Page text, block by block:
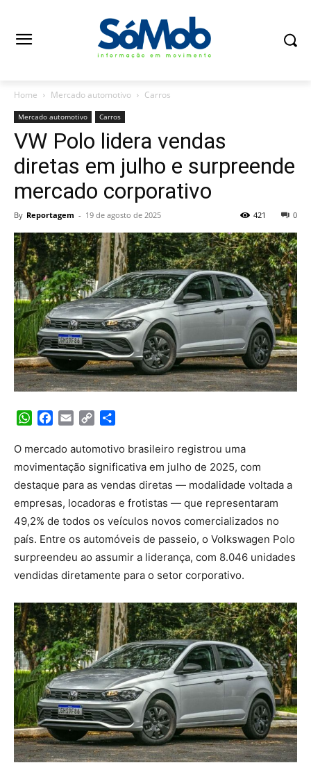
Home Mercado automotivo Carros
Mercado automotivo Carros
VW Polo lidera vendas
diretas em julho e surpreende
mercado corporativo
By Reportagem - 19 de agosto de 2025 0
421
WhatsApp
Facebook
Email Copy
O mercado automotivo brasileiro registrou uma
movimentação significativa em julho de 2025, com
destaque para as vendas diretas — modalidade voltada a
empresas, locadoras e frotistas — que representaram
49,2% de todos os veículos novos comercializados no
país. Entre os automóveis de passeio, o Volkswagen Polo
surpreendeu ao assumir a liderança, com 8.046 unidades
vendidas diretamente para o setor corporativo.